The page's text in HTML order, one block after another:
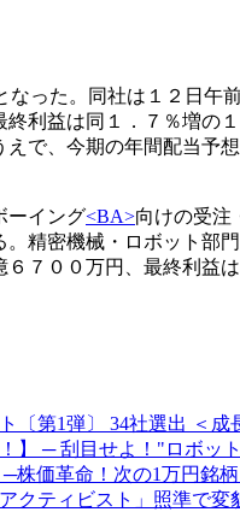
なった。同社は１２日午
終利益は同１．７％増の
で、今期の年間配当予
ーイング<BA>向けの受注
精密機械・ロボット部
７００万円、最終利益
〔第1弾〕 34社選出 ＜成
】 ─ 刮目せよ！"ロボッ
株価革命！次の1万円銘
クティビスト」照準で変